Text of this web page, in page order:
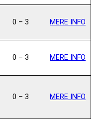
0 – 3 MERE INFO
0 – 3 MERE INFO
0 – 3 MERE INFO